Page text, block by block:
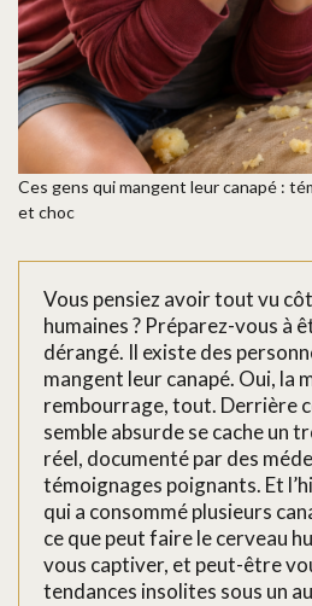
Ces gens qui mangent leur canapé :
et choc
Vous pensiez avoir tout vu
humaines ? Préparez-vous à
dérangé. Il existe des
mangent leur canapé. Oui, la
rembourrage, tout. Derrière
semble absurde se cache un
réel, documenté par des
témoignages poignants. Et
qui a consommé plusieurs
ce que peut faire le cerveau
vous captiver, et peut-être
tendances insolites sous un